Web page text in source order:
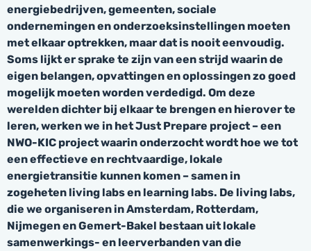
energiebedrijven, gemeenten, sociale
ondernemingen en onderzoeksinstellingen moeten
met elkaar optrekken, maar dat is nooit eenvoudig.
Soms lijkt er sprake te zijn van een strijd waarin de
eigen belangen, opvattingen en oplossingen zo goed
mogelijk moeten worden verdedigd. Om deze
werelden dichter bij elkaar te brengen en hierover te
leren, werken we in het Just Prepare project – een
NWO-KIC project waarin onderzocht wordt hoe we tot
een effectieve en rechtvaardige, lokale
energietransitie kunnen komen – samen in
zogeheten living labs en learning labs. De living labs,
die we organiseren in Amsterdam, Rotterdam,
Nijmegen en Gemert-Bakel bestaan uit lokale
samenwerkings- en leerverbanden van die